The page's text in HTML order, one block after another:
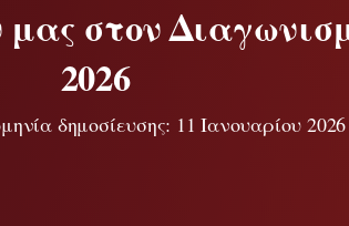
στον
2026
δημοσίευσης: 11 Ιανουαρίου 2026